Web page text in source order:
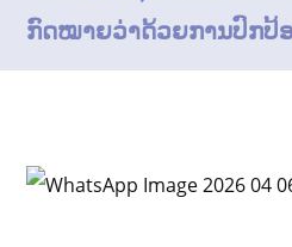
ກົດໝາຍວ່າດ້ວຍການປົກປ້ອ